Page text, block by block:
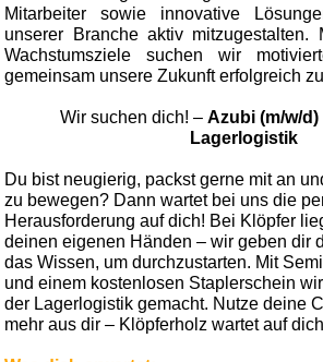
Mitarbeiter sowie innovative
unserer Branche aktiv
Wachstumsziele suchen wir
gemeinsam unsere Zukunft erfolgreich
Wir suchen dich! – Azubi (m/w/
Lagerlogistik
Du bist neugierig, packst gerne mit an
zu bewegen? Dann wartet bei uns die
Herausforderung auf dich! Bei Klöpfer
deinen eigenen Händen – wir geben dir
das Wissen, um durchzustarten. Mit
und einem kostenlosen Staplerschein
der Lagerlogistik gemacht. Nutze deine
mehr aus dir – Klöpferholz wartet auf